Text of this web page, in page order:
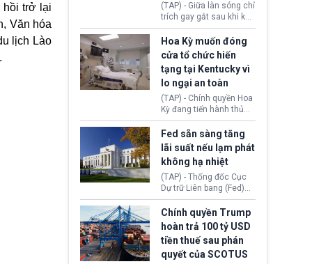
hồi trở lại
Văn hóa
lịch Lào
(TAP) - Giữa làn sóng chỉ
trích gay gắt sau khi kế
hoạch thương mại hoá
World Cup bị phanh phui,
Chủ tịch Gianni Infantino
tiếp tục đối mặt cáo
buộc dùng sức ép tài
chính để đổi lấy sự ủng
chính trị từ Liên đoàn
Bóng đá Jordan. Trước
áp lực dồn dập, FIFA phải
tổ chức cuộc họp khẩn ở
Morocco.
Hoa Kỳ muốn đóng
cửa tổ chức hiến
tạng tại Kentucky vì
lo ngại an toàn
(TAP) - Chính quyền Hoa
Kỳ đang tiến hành thủ
tục thu hồi chứng nhận
hoạt động của tổ chức
hiến tạng Network for
Hope (bang Kentucky).
Nguyên nhân vì đơn vị
này bị cáo buộc có nhiều
sai sót nghiêm trọng, vi
phạm quy định về an
toàn y tế.
Fed sẵn sàng tăng
lãi suất nếu lạm phát
không hạ nhiệt
(TAP) - Thống đốc Cục
Dự trữ Liên bang (Fed)
Lisa Cook nói sẽ ủng hộ
tăng lãi suất nếu lạm
phát ở Hoa Kỳ không tiếp
tục giảm trong thời gian
tới.
Chính quyền Trump
hoàn trả 100 tỷ USD
tiền thuế sau phán
quyết của SCOTUS